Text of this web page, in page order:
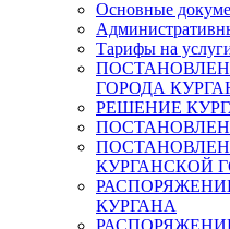
Основные
Тарифы на
ГОРОДА
РЕШЕНИЕ
КУРГАНСКОЙ
КУРГАНА